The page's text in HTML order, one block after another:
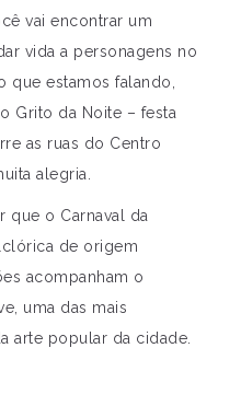
vai encontrar um
vida a personagens no
que estamos falando,
Grito da Noite – festa
as ruas do Centro
alegria.
que o Carnaval da
de origem
acompanham o
uma das mais
arte popular da cidade.